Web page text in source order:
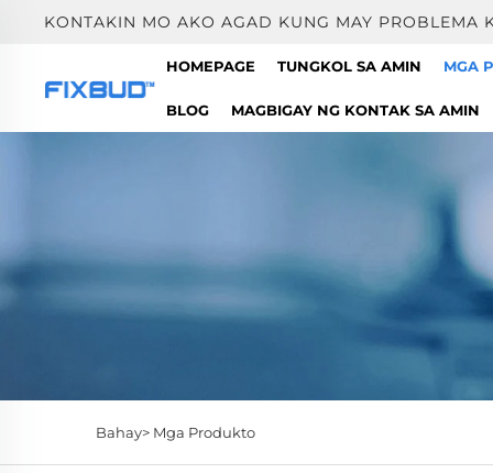
KONTAKIN MO AKO AGAD KUNG MAY PROBLEMA
HOMEPAGE TUNGKOL SA AMIN MGA
BLOG MAGBIGAY NG KONTAK SA AMIN
Bahay> Mga Produkto